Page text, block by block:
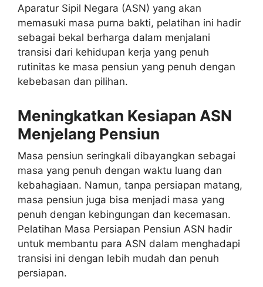
Aparatur Sipil Negara (ASN) yang akan
memasuki masa purna bakti, pelatihan ini hadir
sebagai bekal berharga dalam menjalani
transisi dari kehidupan kerja yang penuh
rutinitas ke masa pensiun yang penuh dengan
kebebasan dan pilihan.
Meningkatkan Kesiapan ASN
Menjelang Pensiun
Masa pensiun seringkali dibayangkan sebagai
masa yang penuh dengan waktu luang dan
kebahagiaan. Namun, tanpa persiapan matang,
masa pensiun juga bisa menjadi masa yang
penuh dengan kebingungan dan kecemasan.
Pelatihan Masa Persiapan Pensiun ASN hadir
untuk membantu para ASN dalam menghadapi
transisi ini dengan lebih mudah dan penuh
persiapan.